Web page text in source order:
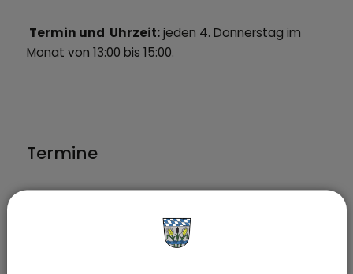
Termin und Uhrzeit:jeden 4. Donnerstag im
Monat von 13:00 bis 15:00.
Termine